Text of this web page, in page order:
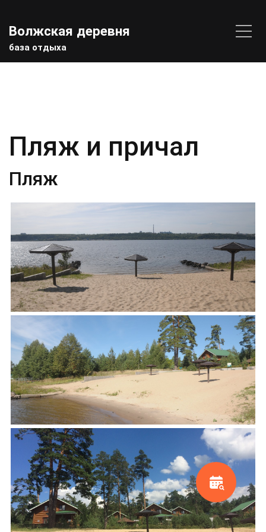
Волжская деревня
база отдыха
Пляж и причал
Пляж